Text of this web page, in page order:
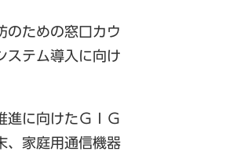
のための窓口カウ
ステム導入に向け
進に向けたＧＩＧ
、家庭用通信機器